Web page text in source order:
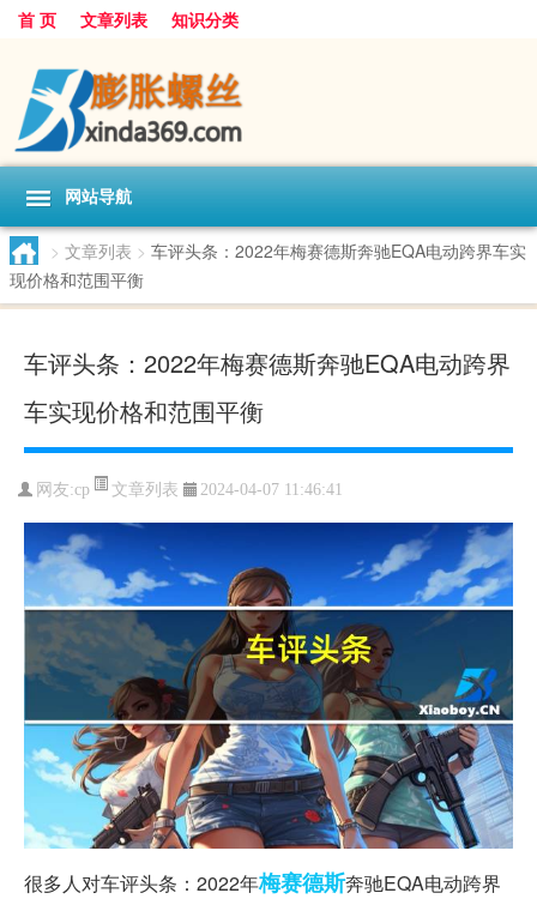
首 页 文章列表 知识分类
网站导航
> 文章列表 > 车评头条：2022年梅赛德斯奔驰EQA电动跨界车实
现价格和范围平衡
车评头条：2022年梅赛德斯奔驰EQA电动跨界
车实现价格和范围平衡
网友:cp 文章列表 2024-04-07 11:46:41
很多人对车评头条：2022年梅赛德斯奔驰EQA电动跨界